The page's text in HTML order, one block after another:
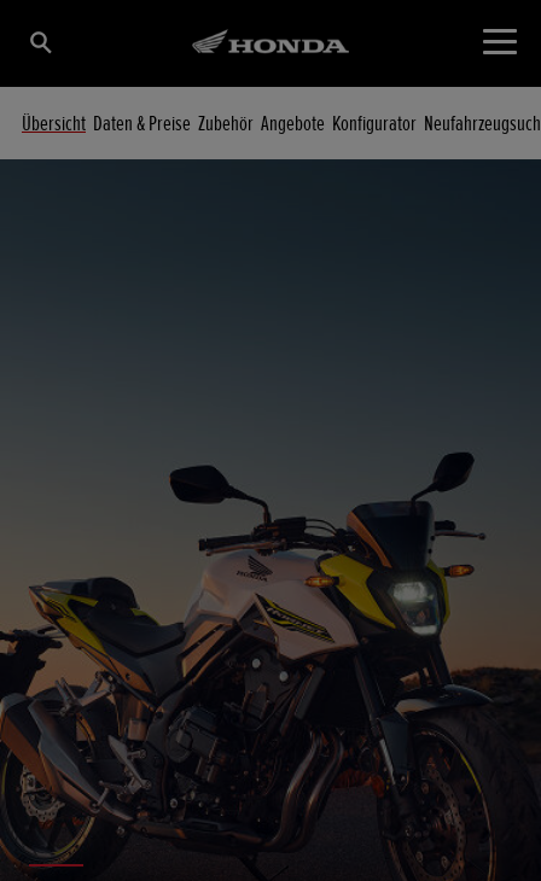
Übersicht Daten & Preise Zubehör Angebote Konfigurator